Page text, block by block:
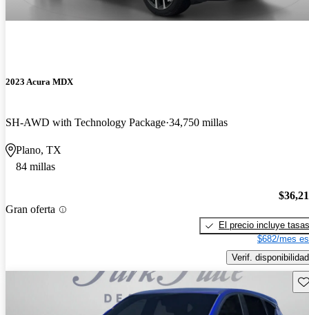
2023 Acura MDX
SH-AWD with Technology Package 34,750 millas
Plano, TX
84 millas
Gran oferta
El precio incluye tasas
$682/mes
Verif. disponibilidad